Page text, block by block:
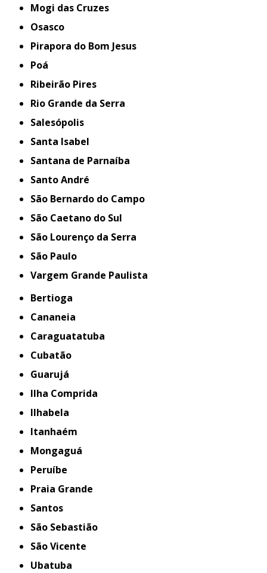
Mogi das Cruzes
Osasco
Pirapora do Bom Jesus
Poá
Ribeirão Pires
Rio Grande da Serra
Salesópolis
Santa Isabel
Santana de Parnaíba
Santo André
São Bernardo do Campo
São Caetano do Sul
São Lourenço da Serra
São Paulo
Vargem Grande Paulista
Bertioga
Cananeia
Caraguatatuba
Cubatão
Guarujá
Ilha Comprida
Ilhabela
Itanhaém
Mongaguá
Peruíbe
Praia Grande
Santos
São Sebastião
São Vicente
Ubatuba